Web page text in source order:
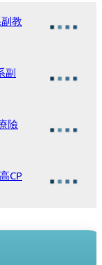
教
副
險
CP